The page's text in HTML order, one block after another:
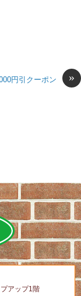
»
円引クーポン
アップ1階